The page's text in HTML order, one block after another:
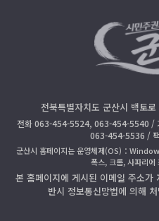
전북특별자치도 군산시 백토
전화 063-454-5524, 063-454-5540 /
063-454-5536 /
군산시 홈페이지는 운영체제(OS)：
폭스, 크롬, 사파리에
본 홈페이지에 게시된 이메일 주소
반시 정보통신망법에 의해